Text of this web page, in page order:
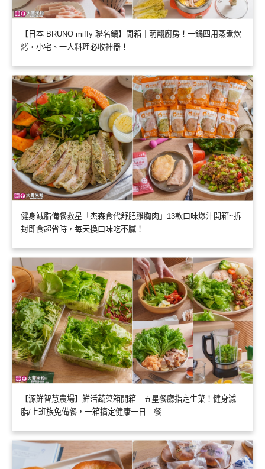
【日本 BRUNO miffy 聯名鍋】開箱｜萌翻廚房！一鍋四用蒸煮炊
烤，小宅、一人料理必收神器！
健身減脂備餐救星「杰森食代舒肥雞胸肉」13款口味爆汁開箱~拆
封即食超省時，每天換口味吃不膩！
【源鮮智慧農場】鮮活蔬菜箱開箱｜五星餐廳指定生菜！健身減
脂/上班族免備餐，一箱搞定健康一日三餐